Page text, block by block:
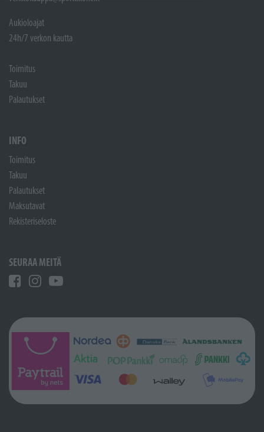
Aukioloajat
24h/7 verkon kautta
Toimitus
Takuu
Palautukset
INFO
Toimitus
Takuu
Palautukset
Maksutavat
Rekisteriseloste
SEURAA MEITÄ